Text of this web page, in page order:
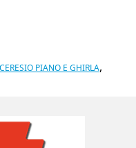
PIANO E GHIRLA,